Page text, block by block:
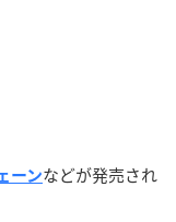
ーンなどが発売され